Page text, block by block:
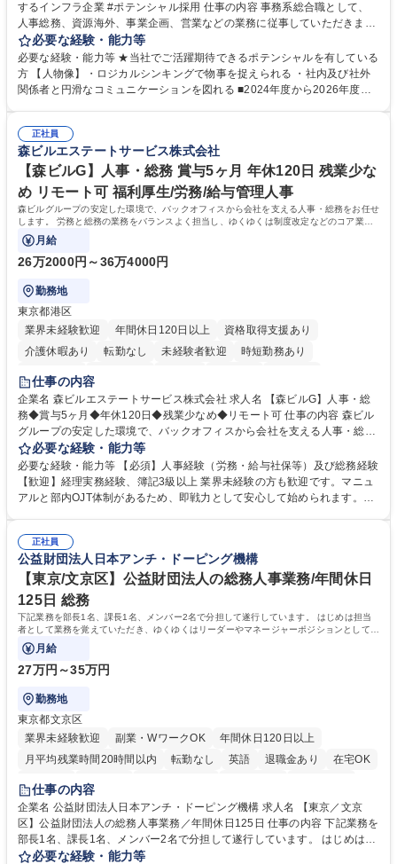
するインフラ企業 #ポテンシャル採用 仕事の内容 事務系総合職として、
人事総務、資源海外、事業企画、営業などの業務に従事していただきま
す。 【業務内容の一例】■所属事業部の勤労業務 ■海外に関係する各種業
務 ■営業部門の企画スタッフ、ルート営業 【キャリアパス】入社後の配属
ポジションで一定期間ご活躍頂いた後、本人の適性及び将来のキャリアを
鑑みてジョブローテーションを行います。 【育成】OJTでの現場育成や研
表するインフラ企業 #ポテンシャル採用
必要な経験・能力等
必要な経験・能力等 ★当社でご活躍期待できるポテンシャルを有している
方 【人物像】・ロジカルシンキングで物事を捉えられる ・社内及び社外
関係者と円滑なコミュニケーションを図れる ■2024年度から2026年度ま
72.html ■エネルギーセキュリティの不安定化や気候変動による自然災害の
甚大化など、これまで以上に社会課題解決の重要性が高まっています。
「未来の日常」の創造に向けて持続可能な社会の実現に貢献してまいりま
す。 学歴・資格 学歴：大学院 大学 語学力： 資格：
正社員
森ビルエステートサービス株式会社
【森ビルG】人事・総務 賞与5ヶ月 年休120日 残業少な
め リモート可 福利厚生/労務/給与管理人事
森ビルグループの安定した環境で、バックオフィスから会社を支える人事・総務をお任せ
します。 労務と総務の業務をバランスよく担当し、ゆくゆくは制度改定などのコア業務
にも挑戦できる、やりがいある環境です。
月給
26万2000円～36万4000円
勤務地
東京都港区
業界未経験歓迎
年間休日120日以上
資格取得支援あり
介護休暇あり
転勤なし 未経験者歓迎
時短勤務あり
経験者歓迎
完全週休2日制
交通費支給 長期歓迎 駅近5分以内 土日祝休み
仕事の内容
企業名 森ビルエステートサービス株式会社 求人名 【森ビルG】人事・総
務◆賞与5ヶ月◆年休120日◆残業少なめ◆リモート可 仕事の内容 森ビル
グループの安定した環境で、バックオフィスから会社を支える人事・総務
をお任せします。 労務と総務の業務をバランスよく担当し、ゆくゆくは制
度改定などのコア業務にも挑戦できる、やりがいある環境です。 ■勤怠管
理、給与計算、社会保険手続き、年末調整等の労務管理全般 ■入退社手続
き、社内規定の改定や人事制度改定などのコア業務 ■社内イベントの企画
でも質問・相談できる環境が整っているため、安心して成長できます。 募
集職種 【森ビルG】人事・総務◆賞与5ヶ月◆年休120日◆残業少なめ◆
リモート可
必要な経験・能力等
必要な経験・能力等 【必須】人事経験（労務・給与社保等）及び総務経験
【歓迎】経理実務経験、簿記3級以上 業界未経験の方も歓迎です。マニュ
アルと部内OJT体制があるため、即戦力として安心して始められます。
務に挑戦できるため、自身の成長と組織への貢献度をダイレクトに実感で
きます。 残業少なめ、週1日リモート可など、ワークライフバランスを保
ち長期活躍できる環境です。 「これまでの幅広い経験を活かし、長期的な
キャリアを築きたい」という前向きな意欲と挑戦を全力で応援します。 学
歴・資格 学歴：大学院 大学 高専 短大 専修学校 高校 語学力： 資格：日商
簿記検定1級 日商簿記検定2級 日商簿記検定3級
正社員
公益財団法人日本アンチ・ドーピング機構
【東京/文京区】公益財団法人の総務人事業務/年間休日
125日 総務
下記業務を部長1名、課長1名、メンバー2名で分担して遂行しています。 はじめは担当
者として業務を覚えていただき、ゆくゆくはリーダーやマネージャーポジションとして活
躍いただくことを期待しています。
月給
27万円～35万円
勤務地
東京都文京区
業界未経験歓迎
副業・WワークOK
年間休日120日以上
月平均残業時間20時間以内
転勤なし 英語 退職金あり
在宅OK
賞与あり
育休あり
食事補助あり
仕事の内容
企業名 公益財団法人日本アンチ・ドーピング機構 求人名 【東京／文京
区】公益財団法人の総務人事業務／年間休日125日 仕事の内容 下記業務を
部長1名、課長1名、メンバー2名で分担して遂行しています。 はじめは担
当者として業務を覚えていただき、ゆくゆくはリーダーやマネージャーポ
必要な経験・能力等